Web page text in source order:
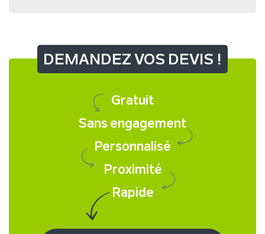
DEMANDEZ VOS DEVIS !
Gratuit
Sans engagement
Personnalisé
Proximité
Rapide